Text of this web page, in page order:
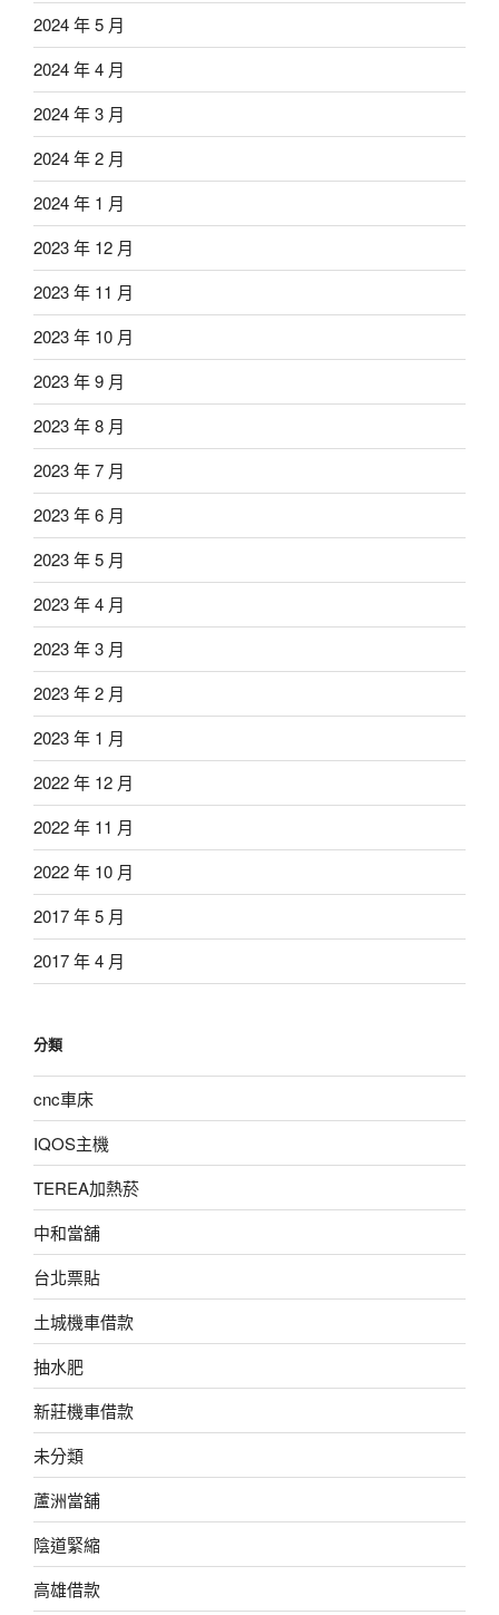
2024 年 5 月
2024 年 4 月
2024 年 3 月
2024 年 2 月
2024 年 1 月
2023 年 12 月
2023 年 11 月
2023 年 10 月
2023 年 9 月
2023 年 8 月
2023 年 7 月
2023 年 6 月
2023 年 5 月
2023 年 4 月
2023 年 3 月
2023 年 2 月
2023 年 1 月
2022 年 12 月
2022 年 11 月
2022 年 10 月
2017 年 5 月
2017 年 4 月
分類
cnc車床
IQOS主機
TEREA加熱菸
中和當舖
台北票貼
土城機車借款
抽水肥
新莊機車借款
未分類
蘆洲當舖
陰道緊縮
高雄借款